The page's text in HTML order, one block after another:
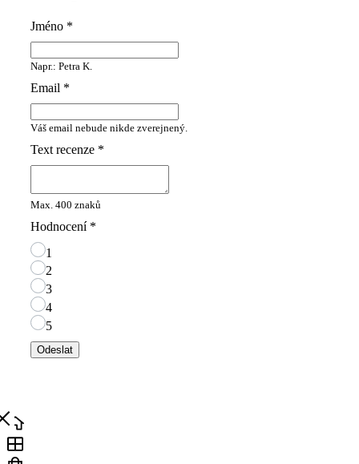
Jméno *
Napr.: Petra K.
Email *
Váš email nebude nikde zverejnený.
Text recenze *
Max. 400 znaků
Hodnocení *
1
2
3
4
5
Odeslat